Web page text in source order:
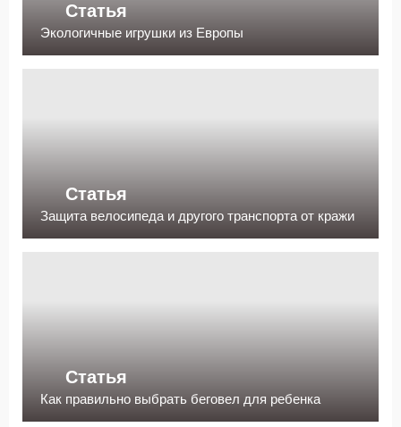
Статья
Экологичные игрушки из Европы
Статья
Защита велосипеда и другого транспорта от кражи
Статья
Как правильно выбрать беговел для ребенка